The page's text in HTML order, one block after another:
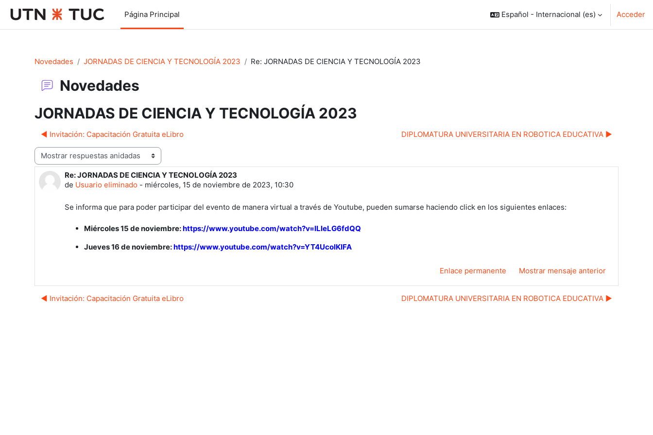
Página Principal
Español - Internacional ‎(es)‎ Acceder
Novedades JORNADAS DE CIENCIA Y TECNOLOGÍA 2023 Re: JORNADAS DE CIENCIA Y TECNOLOGÍA 2023
Novedades
JORNADAS DE CIENCIA Y TECNOLOGÍA 2023
◀︎ Invitación: Capacitación Gratuita eLibro
DIPLOMATURA UNIVERSITARIA EN ROBOTICA EDUCATIVA ▶︎
Mostrar modo
Re: JORNADAS DE CIENCIA Y TECNOLOGÍA 2023
de Usuario eliminado - miércoles, 15 de noviembre de 2023, 10:30
Número de respuestas: 0
Se informa que para poder participar del evento de manera virtual a través de Youtube, pueden sumarse haciendo click en los siguientes enlaces:
Miércoles 15 de noviembre:https://www.youtube.com/watch?v=ILleLG6fdQQ
Jueves 16 de noviembre:https://www.youtube.com/watch?v=YT4UcolKIFA
Enlace permanente Mostrar mensaje anterior
◀︎ Invitación: Capacitación Gratuita eLibro DIPLOMATURA UNIVERSITARIA EN ROBOTICA EDUCATIVA ▶︎